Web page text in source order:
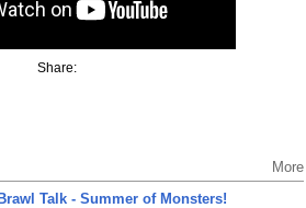
Share:
More
Talk - Summer of Monsters!